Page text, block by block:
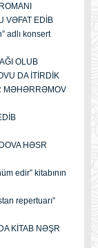
VƏFAT EDİB
adlı konsert
OLUB
DA İTİRDİK
MƏHƏRRƏMOV
HƏSR
edir” kitabının
repertuarı”
KİTAB NƏŞR